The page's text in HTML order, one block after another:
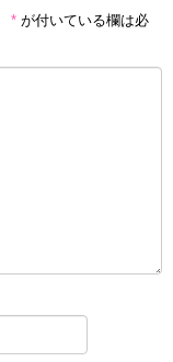
* が付いている欄は必